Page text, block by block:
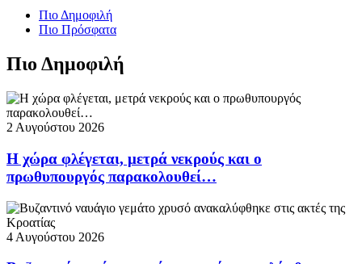
Πιο Δημοφιλή
Πιο Πρόσφατα
Πιο Δημοφιλή
2 Αυγούστου 2026
Η χώρα φλέγεται, μετρά νεκρούς και ο
πρωθυπουργός παρακολουθεί…
4 Αυγούστου 2026